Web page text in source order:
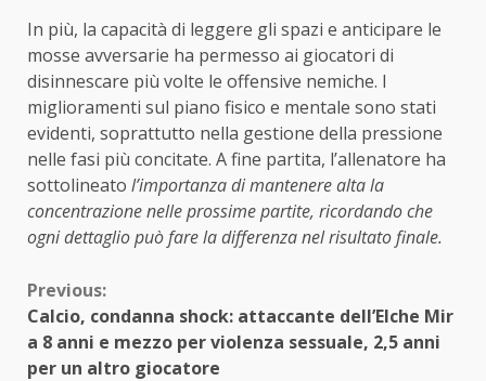
In più, la capacità di leggere gli spazi e anticipare le
mosse avversarie ha permesso ai giocatori di
disinnescare più volte le offensive nemiche. I
miglioramenti sul piano fisico e mentale sono stati
evidenti, soprattutto nella gestione della pressione
nelle fasi più concitate. A fine partita, l’allenatore ha
sottolineato l’importanza di mantenere alta la
concentrazione nelle prossime partite, ricordando che
ogni dettaglio può fare la differenza nel risultato finale.
Continue
Reading
Previous:
Calcio, condanna shock: attaccante dell’Elche Mir
a 8 anni e mezzo per violenza sessuale, 2,5 anni
per un altro giocatore